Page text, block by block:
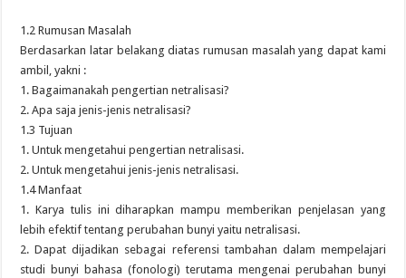
1.2 Rumusan Masalah
Berdasarkan latar belakang diatas rumusan masalah yang dapat kami
ambil, yakni :
1. Bagaimanakah pengertian netralisasi?
2. Apa saja jenis-jenis netralisasi?
1.3 Tujuan
1. Untuk mengetahui pengertian netralisasi.
2. Untuk mengetahui jenis-jenis netralisasi.
1.4 Manfaat
1. Karya tulis ini diharapkan mampu memberikan penjelasan yang
lebih efektif tentang perubahan bunyi yaitu netralisasi.
2. Dapat dijadikan sebagai referensi tambahan dalam mempelajari
studi bunyi bahasa (fonologi) terutama mengenai perubahan bunyi